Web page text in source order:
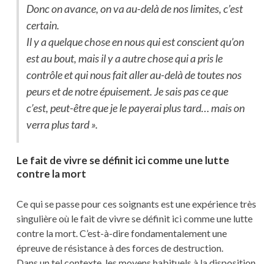
Donc on avance, on va au-delà de nos limites, c’est
certain.
Il y a quelque chose en nous qui est conscient qu’on
est au bout, mais il y a autre chose qui a pris le
contrôle et qui nous fait aller au-delà de toutes nos
peurs et de notre épuisement. Je sais pas ce que
c’est, peut-être que je le payerai plus tard… mais on
verra plus tard ».
Le fait de vivre se définit ici comme une lutte
contre la mort
Ce qui se passe pour ces soignants est une expérience très
singulière où le fait de vivre se définit ici comme une lutte
contre la mort. C’est-à-dire fondamentalement une
épreuve de résistance à des forces de destruction.